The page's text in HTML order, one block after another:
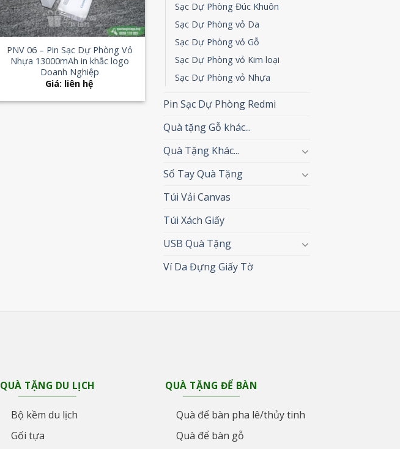
+
PNV 06 – Pin Sạc Dự Phòng Vỏ
Nhựa 13000mAh in khắc logo
Doanh Nghiệp
Giá: liên hệ
Sạc Dự Phòng Đúc Khuôn
Sạc Dự Phòng vỏ Da
Sạc Dự Phòng vỏ Gỗ
Sạc Dự Phòng vỏ Kim loại
Sạc Dự Phòng vỏ Nhựa
Pin Sạc Dự Phòng Redmi
Quà tặng Gỗ khác...
Quà Tặng Khác...
Sổ Tay Quà Tặng
Túi Vải Canvas
Túi Xách Giấy
USB Quà Tặng
Ví Da Đựng Giấy Tờ
QUÀ TẶNG DU LỊCH
Bộ kềm du lịch
Gối tựa
QUÀ TẶNG ĐỂ BÀN
Quà để bàn pha lê/thủy tinh
Quà để bàn gỗ